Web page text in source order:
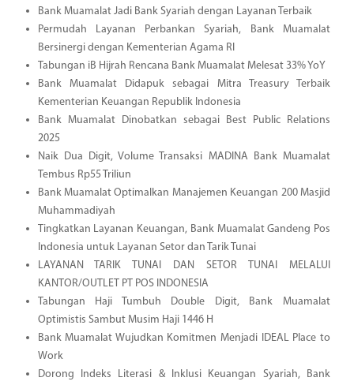
Bank Muamalat Jadi Bank Syariah dengan Layanan Terbaik
Permudah Layanan Perbankan Syariah, Bank Muamalat
Bersinergi dengan Kementerian Agama RI
Tabungan iB Hijrah Rencana Bank Muamalat Melesat 33% YoY
Bank Muamalat Didapuk sebagai Mitra Treasury Terbaik
Kementerian Keuangan Republik Indonesia
Bank Muamalat Dinobatkan sebagai Best Public Relations
2025
Naik Dua Digit, Volume Transaksi MADINA Bank Muamalat
Tembus Rp55 Triliun
Bank Muamalat Optimalkan Manajemen Keuangan 200 Masjid
Muhammadiyah
Tingkatkan Layanan Keuangan, Bank Muamalat Gandeng Pos
Indonesia untuk Layanan Setor dan Tarik Tunai
LAYANAN TARIK TUNAI DAN SETOR TUNAI MELALUI
KANTOR/OUTLET PT POS INDONESIA
Tabungan Haji Tumbuh Double Digit, Bank Muamalat
Optimistis Sambut Musim Haji 1446 H
Bank Muamalat Wujudkan Komitmen Menjadi IDEAL Place to
Work
Dorong Indeks Literasi & Inklusi Keuangan Syariah, Bank